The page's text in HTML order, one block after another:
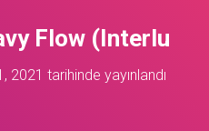
/
A
Flow (Interlu
2021 tarihinde yayınlandı